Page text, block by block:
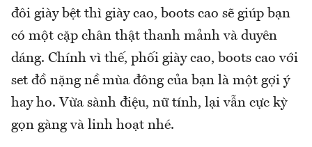
đôi giày bệt thì giày cao, boots cao sẽ giúp bạn
có một cặp chân thật thanh mảnh và duyên
dáng. Chính vì thế, phối giày cao, boots cao với
set đồ nặng nề mùa đông của bạn là một gợi ý
hay ho. Vừa sành điệu, nữ tính, lại vẫn cực kỳ
gọn gàng và linh hoạt nhé.